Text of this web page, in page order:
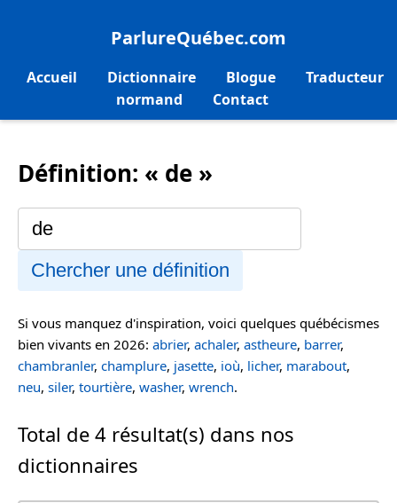
ParlureQuébec.com
Accueil Dictionnaire Blogue
Traducteur
normand
Contact
Définition: « de »
Chercher une définition
Si vous manquez d'inspiration, voici quelques québécismes
bien vivants en 2026: abrier, achaler, astheure, barrer,
chambranler, champlure, jasette, ioù, licher, marabout,
neu, siler, tourtière, washer, wrench.
Total de 4 résultat(s) dans nos
dictionnaires